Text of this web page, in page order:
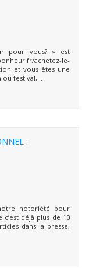
pour vous? » est
achetez-le-
et vous êtes une
festival,...
:
notoriété pour
déjà plus de 10
dans la presse,